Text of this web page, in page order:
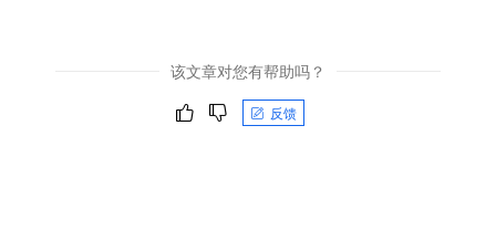
该文章对您有帮助吗？
反馈